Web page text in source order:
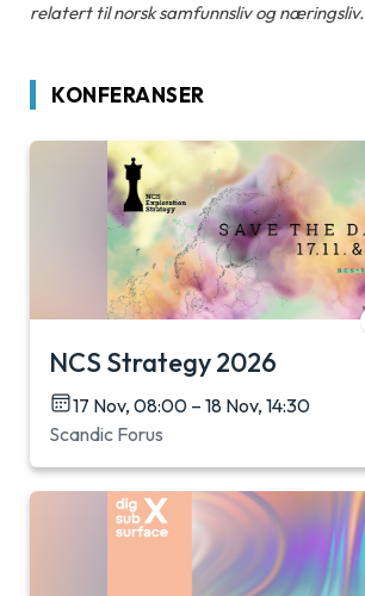
relatert til norsk samfunnsliv og næringsliv.
KONFERANSER
NCS Strategy 2026
17 Nov, 08:00 – 18 Nov, 14:30
Scandic Forus